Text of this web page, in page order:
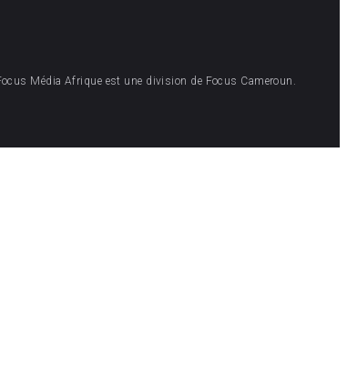
Média Afrique est une division de Focus Cameroun.